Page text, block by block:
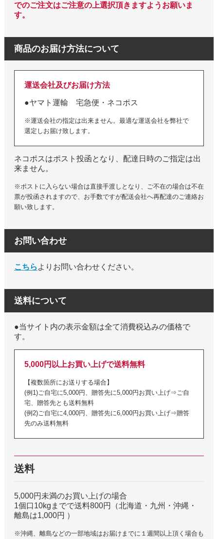
でのご注文はご注意の上選択頂きますようお願いま
す。
商品のお届け方法について
運送会社及びお届け方法
●ヤマト運輸 宅急便・ネコポス
※運送会社の指定は出来ません。最適な運送会社を弊社で
選定しお届け致します。
ネコポスはポスト投函となり、配達日時のご指定は出
来ません。
※ポストに入らない場合は直接手渡しとなり、ご不在の場合は不在
票が投函されますので、お手数ですが配送会社へ再配達のご連絡お
願い致します。
お問い合わせ
こちら よりお問い合わせください。
送料について
●当サイト内の表示金額は全て消費税込みの価格で
す。
5,000円以上お買い上げで送料無料
【複数箇所にお送りする場合】
(例1)ご自宅に5,000円、贈答先に5,000円お買い上げ⇒ご自
宅、贈答先とも送料無料
(例2)ご自宅に4,000円、贈答先に6,000円お買い上げ⇒贈答
先のみ送料無料
送料
5,000円未満のお買い上げの場合
1個口10kgまでで送料800円（北海道・九州・沖縄・
離島は1,000円 ）
※沖縄、離島などの一部地域はお届けまでに１週間以上頂く場合も